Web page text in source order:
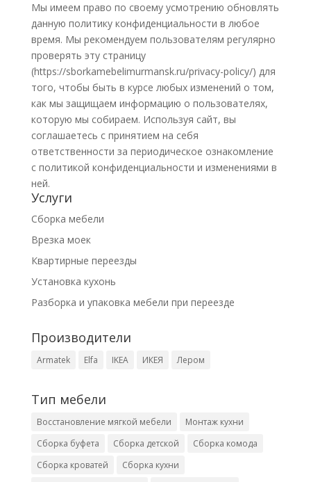
Мы имеем право по своему усмотрению обновлять
данную политику конфиденциальности в любое
время. Мы рекомендуем пользователям регулярно
проверять эту страницу
(https://sborkamebelimurmansk.ru/privacy-policy/) для
того, чтобы быть в курсе любых изменений о том,
как мы защищаем информацию о пользователях,
которую мы собираем. Используя сайт, вы
соглашаетесь с принятием на себя
ответственности за периодическое ознакомление
с политикой конфиденциальности и изменениями в
ней.
Услуги
Сборка мебели
Врезка моек
Квартирные переезды
Установка кухонь
Разборка и упаковка мебели при переезде
Производители
Armatek Elfa IKEA ИКЕЯ Лером
Тип мебели
Восстановление мягкой мебели
Монтаж кухни
Сборка буфета
Сборка детской
Сборка комода
Сборка кроватей
Сборка кухни